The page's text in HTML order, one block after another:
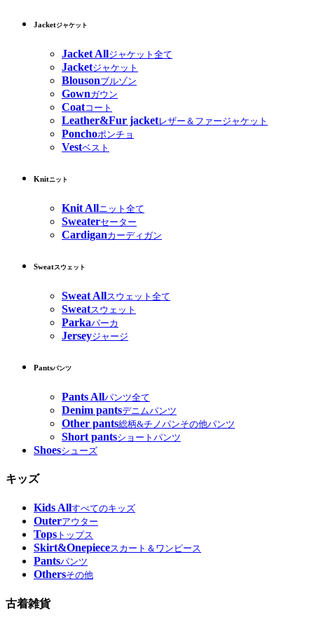
Jacketジャケット
Jacket Allジャケット全て
Jacketジャケット
Blousonブルゾン
Gownガウン
Coatコート
Leather&Fur jacketレザー＆ファージャケット
Ponchoポンチョ
Vestベスト
Knitニット
Knit Allニット全て
Sweaterセーター
Cardiganカーディガン
Sweatスウェット
Sweat Allスウェット全て
Sweatスウェット
Parkaパーカ
Jerseyジャージ
Pantsパンツ
Pants Allパンツ全て
Denim pantsデニムパンツ
Other pants総柄&チノパンその他パンツ
Short pantsショートパンツ
Shoesシューズ
キッズ
Kids Allすべてのキッズ
Outerアウター
Tops トップス
Skirt&Onepieceスカート＆ワンピース
Pantsパンツ
Othersその他
古着雑貨